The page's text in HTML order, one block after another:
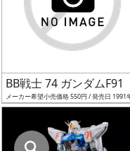
BB戦士 74 ガンダムF91
メーカー希望小売価格 550円 / 発売日 1991